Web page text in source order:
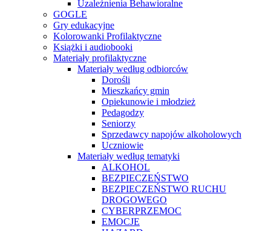
Uzależnienia Behawioralne
GOGLE
Gry edukacyjne
Kolorowanki Profilaktyczne
Książki i audiobooki
Materiały profilaktyczne
Materiały według odbiorców
Dorośli
Mieszkańcy gmin
Opiekunowie i młodzież
Pedagodzy
Seniorzy
Sprzedawcy napojów alkoholowych
Uczniowie
Materiały według tematyki
ALKOHOL
BEZPIECZEŃSTWO
BEZPIECZEŃSTWO RUCHU
DROGOWEGO
CYBERPRZEMOC
EMOCJE